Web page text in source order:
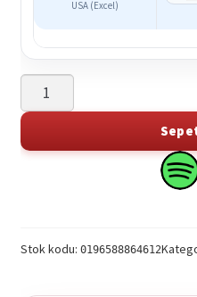
USA (Excel)
Tribe
Quest
2LP
on
Stok kodu: 0196588864612